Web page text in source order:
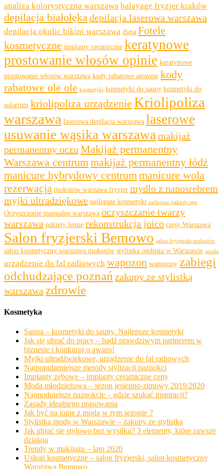
analiza kolorystyczna warszawa balayage fryzjer kraków
depilacja białołęka depilacja laserowa warszawa
depilacja okolic bikini warszawa dieta Fotele
kosmetyczne implanty ceramiczne keratynowe
prostowanie włosów opinie keratynowe
prostowanie włosów warszawa kody rabatowe answear kody
rabatowe ole ole kosmetyki kosmetyki do sauny kosmetyki do
solarium kriolipoliza urządzenie Kriolipoliza
warszawa laserowa depilacja warszawa laserowe
usuwanie wąsika warszawa makijaż
permanentny oczu Makijaż permanentny
Warszawa centrum makijaż permanentny łódź
manicure hybrydowy centrum manicure wola
rezerwacja mokotów warzawa fryzjer mydło z nanosrebrem
myjki ultradziękowe najlepsze kosmetyki najlepsze pakiety spa
Oczyszczanie manualne warszawa oczyszczanie twarzy
warszawa pakiety letnie rekonstrukcja joico rzęsy Warszawa
Salon fryzjerski Bemowo salon fryzjerski mokotów
salon kosmetyczny warszawa mokotów stylistka osobista w Warszawie uroda
urządzenie do fal radiowych wapozon wapozony zabiegi
odchudzające poznań zakupy ze stylistką
warszawa zdrowie
Kosmetyka
Sauna – kosmetyki do sauny. Najlepsze kosmetyki
Jak się ubrać do pracy – bądź prawdziwym partnerem w
biznesie i konkuruj o awans!
Myjki ultradźwiękowe, urządzenie do fal radiowych
Najpopularniejsze metody stylizacji paznokci
Implanty zębowe – implanty ceramiczne ceny
Moda młodzieżowa – sezon jesienno-zimowy 2019/2020
Najmodniejsze paznokcie – gdzie szukać inspiracji?
Zasady idealnego prasowania
Jak być na topie z modą w tym sezonie ?
Stylistka mody w Warszawie – zakupy ze stylistką
Jak ubrać się stylowo bez wysiłku? 3 elementy, które zawsze
działają
Trendy w makijażu – lato 2020
Usługi kosmetyczne – salon fryzjerski, salon kosmetyczny
Warszawa Bemowo